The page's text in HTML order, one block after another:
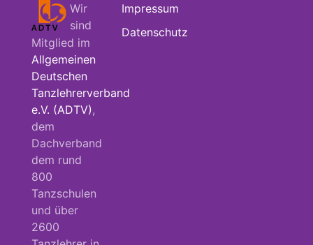
Wir
sind
Mitglied im
Allgemeinen
Deutschen
Tanzlehrerverband
e.V. (ADTV) ,
dem
Dachverband
dem rund
800
Tanzschulen
und über
2600
Impressum
Datenschutz